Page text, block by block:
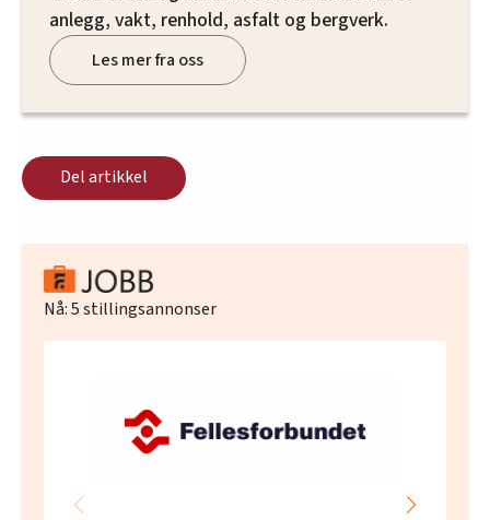
anlegg, vakt, renhold, asfalt og bergverk.
Les mer fra oss
Del artikkel
Nå:5stillingsannonser